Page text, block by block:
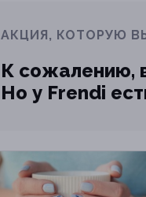
АКЦИЯ, КОТОРУЮ
К сожалению,
Но у Frendi